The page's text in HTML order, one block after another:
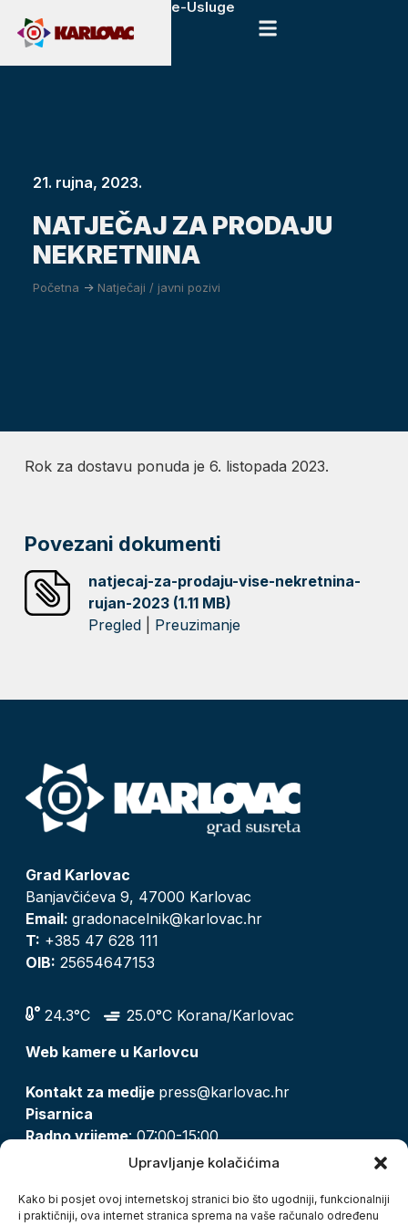
Upravljanje kolačićima
Kako bi posjet ovoj internetskoj stranici bio što ugodniji, funkcionalniji
i praktičniji, ova internet stranica sprema na vaše računalo određenu
e-Usluge
21. rujna, 2023.
NATJEČAJ ZA PRODAJU
NEKRETNINA
Početna -> Natječaji / javni pozivi
Rok za dostavu ponuda je 6. listopada 2023.
Povezani dokumenti
natjecaj-za-prodaju-vise-nekretnina-
rujan-2023 (1.11 MB)
Pregled
Preuzimanje
Grad Karlovac
Banjavčićeva 9, 47000 Karlovac
Email: gradonacelnik@karlovac.hr
T: +385 47 628 111
OIB: 25654647153
24.3°C
25.0°C Korana/Karlovac
Web kamere u Karlovcu
Kontakt za medije press@karlovac.hr
Pisarnica
Radno vrijeme: 07:00-15:00
pisarnica@karlovac.hr